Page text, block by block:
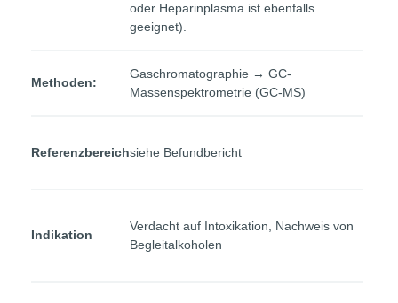
oder Heparinplasma ist ebenfalls
geeignet).
Methoden:
Gaschromatographie → GC-
Massenspektrometrie (GC-MS)
Referenzbereichsiehe Befundbericht
Indikation
Verdacht auf Intoxikation, Nachweis von
Begleitalkoholen